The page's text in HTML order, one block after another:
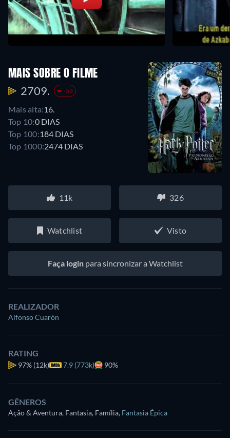
MAIS SOBRE O FILME
2709. -53
Mais alta:16.
Top 10:0 DIAS
Top 100:184 DIAS
Top 1000:2474 DIAS
11k 326
Watchlist Visto
Faça loginpara sincronizar a Watchlist
REALIZADOR
Alfonso Cuarón
RATING
97% (12k) 7.9 (773k) 90%
GÊNEROS
Ação & Aventura, Fantasia, Família, Fantasia Épica